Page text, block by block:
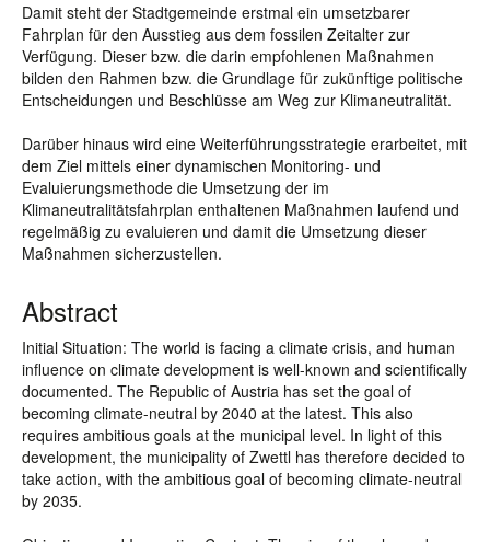
Damit steht der Stadtgemeinde erstmal ein umsetzbarer
Fahrplan für den Ausstieg aus dem fossilen Zeitalter zur
Verfügung. Dieser bzw. die darin empfohlenen Maßnahmen
bilden den Rahmen bzw. die Grundlage für zukünftige politische
Entscheidungen und Beschlüsse am Weg zur Klimaneutralität.
Darüber hinaus wird eine Weiterführungsstrategie erarbeitet, mit
dem Ziel mittels einer dynamischen Monitoring- und
Evaluierungsmethode die Umsetzung der im
Klimaneutralitätsfahrplan enthaltenen Maßnahmen laufend und
regelmäßig zu evaluieren und damit die Umsetzung dieser
Maßnahmen sicherzustellen.
Abstract
Initial Situation: The world is facing a climate crisis, and human
influence on climate development is well-known and scientifically
documented. The Republic of Austria has set the goal of
becoming climate-neutral by 2040 at the latest. This also
requires ambitious goals at the municipal level. In light of this
development, the municipality of Zwettl has therefore decided to
take action, with the ambitious goal of becoming climate-neutral
by 2035.